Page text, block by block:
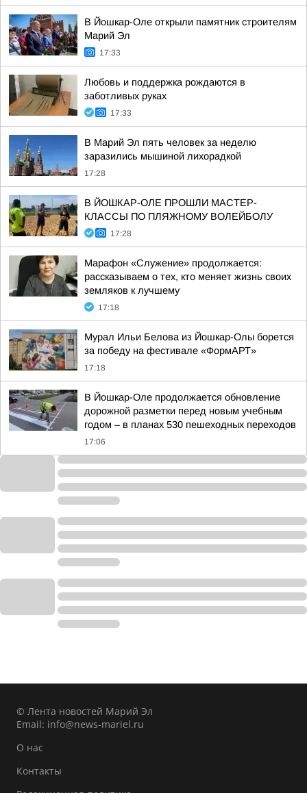
В Йошкар-Оле открыли памятник строителям
Марий Эл
17:33
Любовь и поддержка рождаются в
заботливых руках
17:33
В Марий Эл пять человек за неделю
заразились мышиной лихорадкой
17:28
В ЙОШКАР-ОЛЕ ПРОШЛИ МАСТЕР-
КЛАССЫ ПО ПЛЯЖНОМУ ВОЛЕЙБОЛУ
17:28
Марафон «Служение» продолжается:
рассказываем о тех, кто меняет жизнь своих
земляков к лучшему
17:18
Мурал Ильи Белова из Йошкар-Олы борется
за победу на фестивале «ФормАРТ»
17:18
В Йошкар-Оле продолжается обновление
дорожной разметки перед новым учебным
годом – в планах 530 пешеходных переходов
17:06
© Лента новостей Марий Эл
Email: info@news-mariel.ru
О нас
Контакты